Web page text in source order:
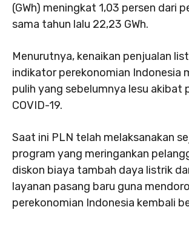
(GWh) meningkat 1,03 persen dari
sama tahun lalu 22,23 GWh.
Menurutnya, kenaikan penjualan
indikator perekonomian Indonesia
pulih yang sebelumnya lesu akibat
COVID-19.
Saat ini PLN telah melaksanakan
program yang meringankan
diskon biaya tambah daya listrik
layanan pasang baru guna
perekonomian Indonesia kembali